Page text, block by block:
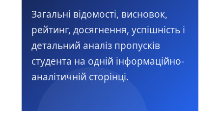
Загальні відомості, висновок,
рейтинг, досягнення, успішність і
детальний аналіз пропусків
студента на одній інформаційно-
аналітичній сторінці.